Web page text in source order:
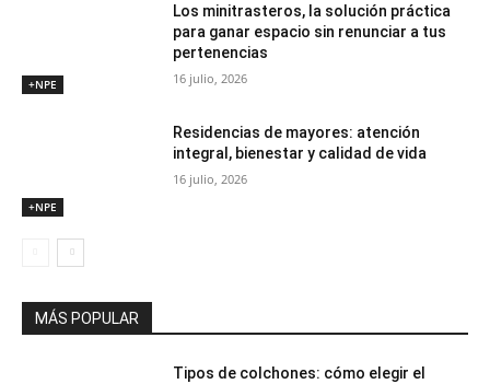
+NPE
Los minitrasteros, la solución práctica
para ganar espacio sin renunciar a tus
pertenencias
16 julio, 2026
+NPE
Residencias de mayores: atención
integral, bienestar y calidad de vida
16 julio, 2026
MÁS POPULAR
Tipos de colchones: cómo elegir el